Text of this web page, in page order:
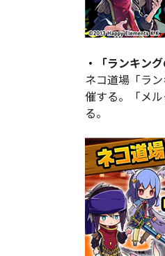
・「ランキン
ネコ道場「ラ
催する。「メ
る。